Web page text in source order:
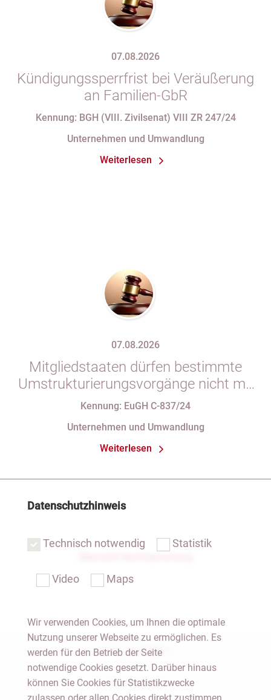
07.08.2026
Kündigungssperrfrist bei Veräußerung
an Familien-GbR
Kennung: BGH (VIII. Zivilsenat) VIII ZR 247/24
Unternehmen und Umwandlung
Weiterlesen
07.08.2026
Mitgliedstaaten dürfen bestimmte
Umstrukturierungsvorgänge nicht mit
indirekten Steuern belasten
Kennung: EuGH C-837/24
Unternehmen und Umwandlung
Weiterlesen
Notar Dresden
Fachgebiete
Datenschutzhinweis
Technisch notwendig Statistik
Video Maps
Wir verwenden Cookies, um Ihnen die optimale
Nutzung unserer Webseite zu ermöglichen. Es
werden für den Betrieb der Seite
notwendige Cookies gesetzt. Darüber hinaus
können Sie Cookies für Statistikzwecke